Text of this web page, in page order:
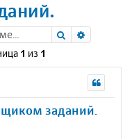
Поиск
1 из 1
заданий.